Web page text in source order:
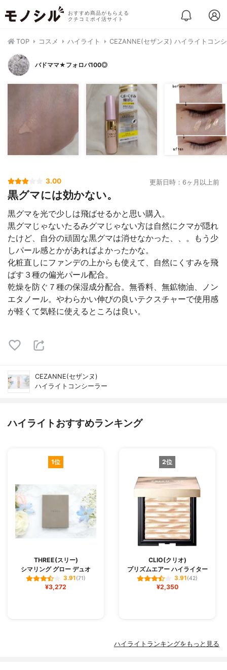
おすすめ商品がもらえる
クチコミポイ活サイト
TOP コスメ ハイライト CEZANNE(セザンヌ) ハイライトコン
バドママ★フォロバ100◎
3.00 更新日時：6ヶ月以上前
黒グマには効かない。
黒グマを光で少しは飛ばせるかと思い購入。
黒グマじゃないたるみグマじゃない方は自然にクマが隠れ
たけど、自分の頑固な黒グマは消せなかった、、。もう少
しパール感とかがあればよかったかな。
化粧直しにファンデの上からも使えて、自然にくすみを飛
ばす３種の偏光パール配合。
乾燥を防ぐ７種の保湿成分配合。無香料、無鉱物油、ノン
エタノール。やわらかい伸びの良いテクスチャーで使用感
が軽くて気軽に使えるところは良い。
CEZANNE(セザンヌ)
ハイライトコンシーラー
ハイライトおすすめランキング
1位
THREE(スリー)
シマリング グロー デュオ
3.91(71)
¥3,272
2位
CLIO(クリオ)
プリズムエアー ハイライター
3.91(42)
¥2,350
ハイライトランキングをもっと見る